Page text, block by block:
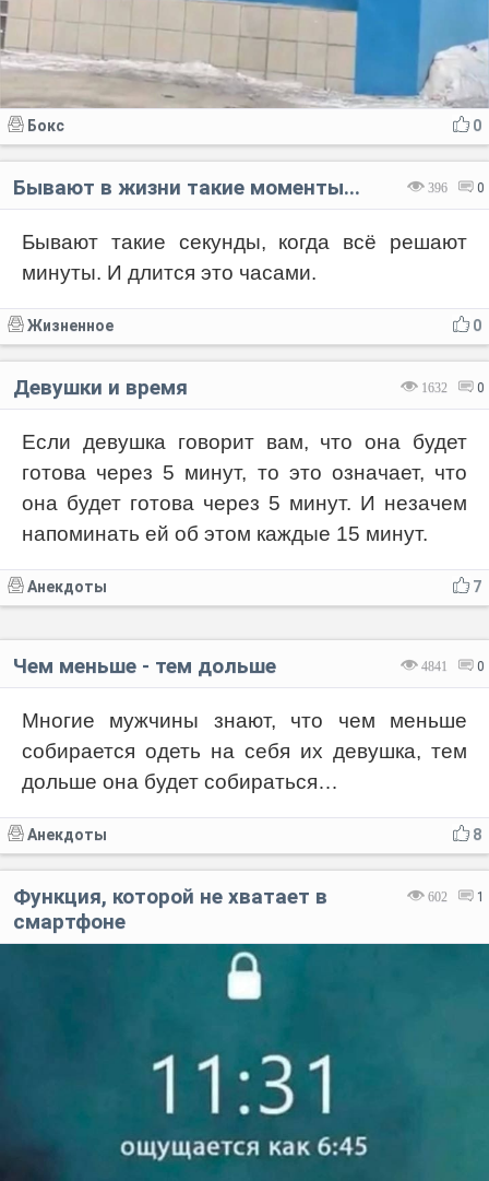
0
Бокс
396 0
Бывают в жизни такие моменты...
Бывают такие секунды, когда всё решают
минуты. И длится это часами.
0
Жизненное
1632 0
Девушки и время
Если девушка говорит вам, что она будет
готова через 5 минут, то это означает, что
она будет готова через 5 минут. И незачем
напоминать ей об этом каждые 15 минут.
7
Анекдоты
4841 0
Чем меньше - тем дольше
Многие мужчины знают, что чем меньше
собирается одеть на себя их девушка, тем
дольше она будет собираться…
8
Анекдоты
602 1
Функция, которой не хватает в
смартфоне